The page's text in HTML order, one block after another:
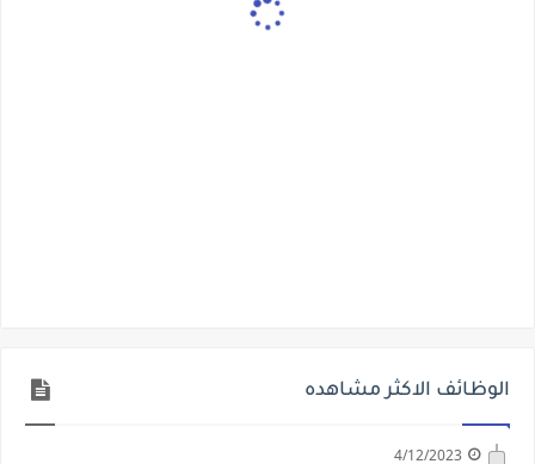
الوظائف الاكثر مشاهده
4/12/2023